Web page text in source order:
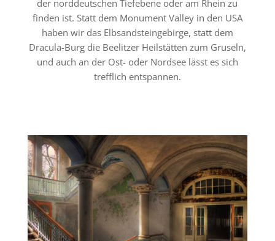
der norddeutschen Tiefebene oder am Rhein zu
finden ist. Statt dem Monument Valley in den USA
haben wir das Elbsandsteingebirge, statt dem
Dracula-Burg die Beelitzer Heilstätten zum Gruseln,
und auch an der Ost- oder Nordsee lässt es sich
trefflich entspannen.